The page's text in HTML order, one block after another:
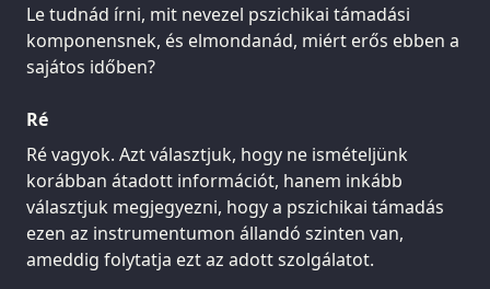
Le tudnád írni, mit nevezel pszichikai támadási
komponensnek, és elmondanád, miért erős ebben a
sajátos időben?
Ré
Ré vagyok. Azt választjuk, hogy ne ismételjünk
korábban átadott információt, hanem inkább
választjuk megjegyezni, hogy a pszichikai támadás
ezen az instrumentumon állandó szinten van,
ameddig folytatja ezt az adott szolgálatot.